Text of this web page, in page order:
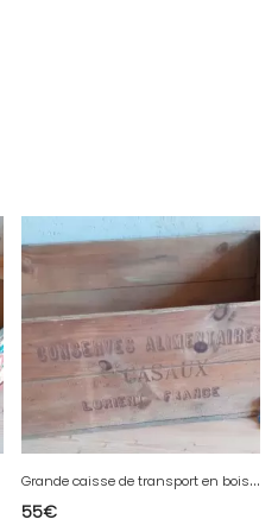
G
rande caisse de transport en bois XL ancienne conserves alimentaires Casaux Lorient France
55€